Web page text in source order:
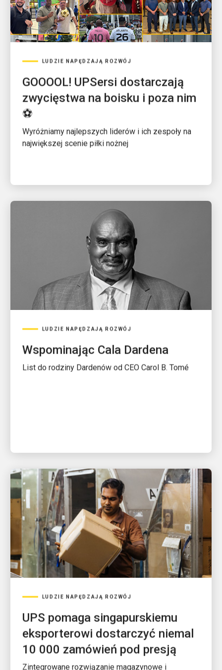
LUDZIE NAPĘDZAJĄ ROZWÓJ
GOOOOL! UPSersi dostarczają
zwycięstwa na boisku i poza nim
⚽
Wyróżniamy najlepszych liderów i ich zespoły na
największej scenie piłki nożnej
LUDZIE NAPĘDZAJĄ ROZWÓJ
Wspominając Cala Dardena
List do rodziny Dardenów od CEO Carol B. Tomé
LUDZIE NAPĘDZAJĄ ROZWÓJ
UPS pomaga singapurskiemu
eksporterowi dostarczyć niemal
10 000 zamówień pod presją
Zintegrowane rozwiązanie magazynowe i